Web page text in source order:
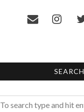
SEARCH